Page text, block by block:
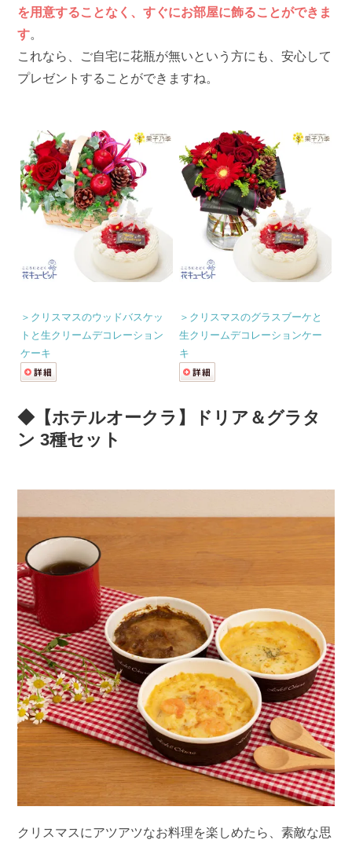
を用意することなく、すぐにお部屋に飾ることができま
す。
これなら、ご自宅に花瓶が無いという方にも、安心して
プレゼントすることができますね。
＞クリスマスのウッドバスケッ
トと生クリームデコレーション
ケーキ
＞クリスマスのグラスブーケと
生クリームデコレーションケー
キ
◆【ホテルオークラ】ドリア＆グラタ
ン 3種セット
クリスマスにアツアツなお料理を楽しめたら、素敵な思